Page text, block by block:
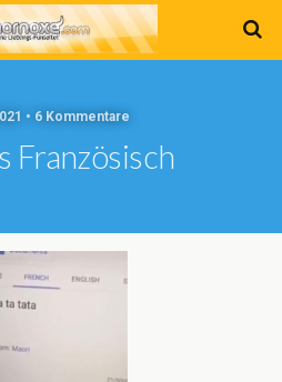
• 6 Kommentare
Französisch